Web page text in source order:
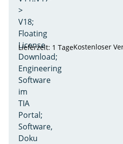
>
V18;
Floating
License
Download;
Engineering
Software
im
TIA
Portal;
Software,
Doku
Lieferzeit: 1 TageKostenloser